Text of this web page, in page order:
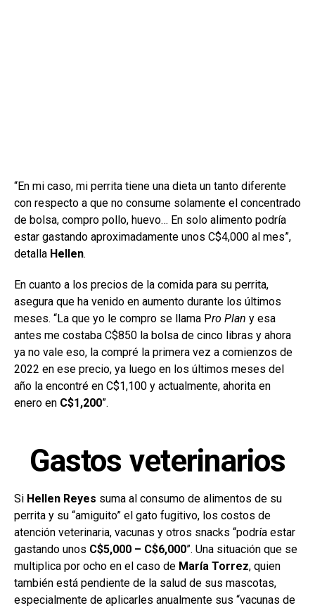
“En mi caso, mi perrita tiene una dieta un tanto diferente
con respecto a que no consume solamente el concentrado
de bolsa, compro pollo, huevo… En solo alimento podría
estar gastando aproximadamente unos C$4,000 al mes”,
detalla Hellen.
En cuanto a los precios de la comida para su perrita,
asegura que ha venido en aumento durante los últimos
meses. “La que yo le compro se llama Pro Plan y esa
antes me costaba C$850 la bolsa de cinco libras y ahora
ya no vale eso, la compré la primera vez a comienzos de
2022 en ese precio, ya luego en los últimos meses del
año la encontré en C$1,100 y actualmente, ahorita en
enero en C$1,200”.
Gastos veterinarios
Si Hellen Reyes suma al consumo de alimentos de su
perrita y su “amiguito” el gato fugitivo, los costos de
atención veterinaria, vacunas y otros snacks “podría estar
gastando unos C$5,000 – C$6,000”. Una situación que se
multiplica por ocho en el caso de María Torrez, quien
también está pendiente de la salud de sus mascotas,
especialmente de aplicarles anualmente sus “vacunas de